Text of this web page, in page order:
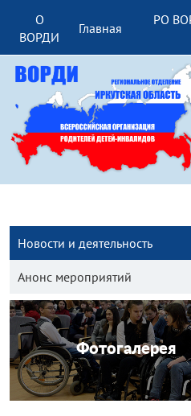
О
ВОРДИ
Главная
РО
Новости и деятельность
Анонс мероприятий
Фотогалерея